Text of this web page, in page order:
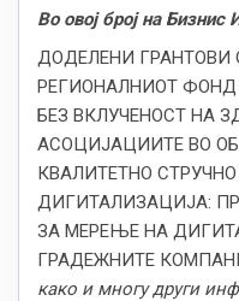
Во овој број на
ДОДЕЛЕНИ ГРАНТОВИ
РЕГИОНАЛНИОТ
БЕЗ ВКЛУЧЕНОСТ НА
АСОЦИЈАЦИИТЕ ВО
КВАЛИТЕТНО
ДИГИТАЛИЗАЦИЈА:
ЗА МЕРЕЊЕ НА
ГРАДЕЖНИТЕ
како и многу други